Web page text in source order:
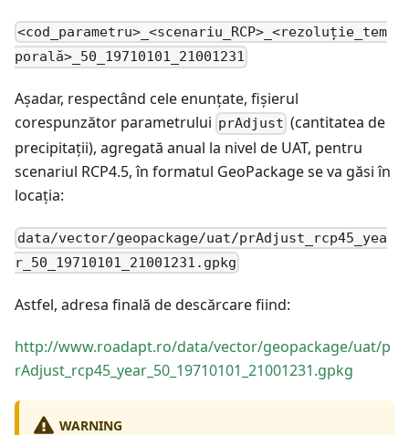
<cod_parametru>_<scenariu_RCP>_<rezoluție_tem
porală>_50_19710101_21001231
Așadar, respectând cele enunțate, fișierul
corespunzător parametrului prAdjust (cantitatea de
precipitații), agregată anual la nivel de UAT, pentru
scenariul RCP4.5, în formatul GeoPackage se va găsi în
locația:
data/vector/geopackage/uat/prAdjust_rcp45_yea
r_50_19710101_21001231.gpkg
Astfel, adresa finală de descărcare fiind:
http://www.roadapt.ro/data/vector/geopackage/uat/p
rAdjust_rcp45_year_50_19710101_21001231.gpkg
WARNING